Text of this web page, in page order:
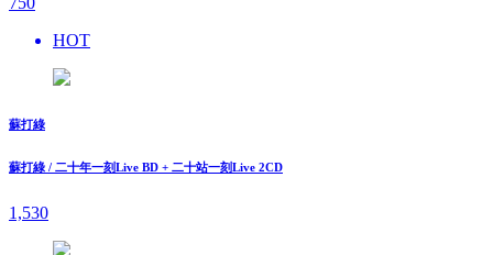
HOT
蘇打綠
蘇打綠 / 二十年一刻Live BD + 二十站一刻Live 2CD
1,530